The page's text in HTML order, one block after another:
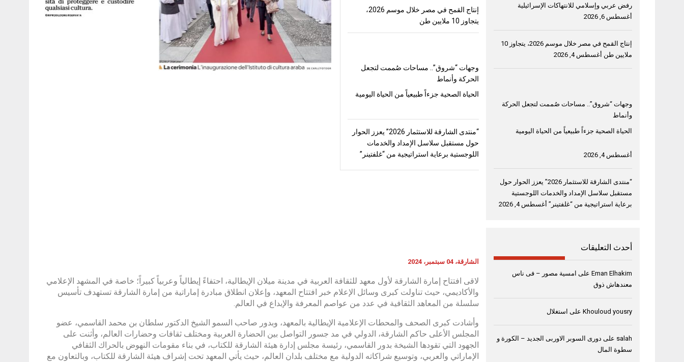
إنتاج القمح في مصر خلال موسم 2026،
يتجاوز 10 ملايين طن
وجهات “شروق”.. مساحات صُممت لتجعل
الحركة وأنماط
الحياة الصحية جزءاً طبيعياً من الحياة اليومية
“منتدى الشارقة للاستثمار 2026” يعزز الحوار
حول مستقبل سلاسل الإمداد والخدمات
اللوجستية برعاية استراتيجية من “غلفتينر”
الشارقة، 04 سبتمبر، 2024
لاقى افتتاح إمارة الشارقة لأول معهد للثقافة العربية في مدينة ميلان الإيطالية، احتفاءً إيطالياً وعربياً كبيراً؛ خاصة في المشهد الإعلامي
والأكاديمي، حيث تناولت كبرى وسائل الإعلام خبر افتتاح المعهد، وإعلان انطلاق مبادرة إماراتية من إمارة الشارقة تستهدف تأسيس
سلسلة من المعاهد الثقافية في عدد من عواصم المعرفة والإبداع في العالم.
وأشادت كبرى الصحف والمحطات الإعلامية الإيطالية بالمعهد، وبدور صاحب السمو الشيخ الدكتور سلطان بن محمد القاسمي، عضو
المجلس الأعلى حاكم الشارقة، الدولي في مد جسور التواصل بين الحضارة العربية ومختلف ثقافات وحضارات العالم، وأثنت على
الجهود التي تقودها الشيخة بدور القاسمي، رئيسة مجلس إدارة هيئة الشارقة للكتاب، في بناء مقومات النهوض بالحراك الثقافي
الإماراتي والعربي، وتوسيع شراكاته الدولية مع مختلف بلدان العالم، حيث يأتي المعهد تحت إشراف هيئة الشارقة للكتاب، وبالتعاون مع
رفض عربي وإسلامي للانتهاكات الإسرائيلية
أغسطس 6, 2026
إنتاج القمح في مصر خلال موسم 2026، يتجاوز 10
ملايين طن أغسطس 4, 2026
وجهات “شروق”.. مساحات صُممت لتجعل الحركة
وأنماط
الحياة الصحية جزءاً طبيعياً من الحياة اليومية
أغسطس 4, 2026
“منتدى الشارقة للاستثمار 2026” يعزز الحوار حول
مستقبل سلاسل الإمداد والخدمات اللوجستية
برعاية استراتيجية من “غلفتينر” أغسطس 4, 2026
أحدث التعليقات
Eman Elhakim على امسية مصور – فى ناس
معندهاش ذوق
Khouloud yousry على استغلال
salah على دورى السوبر الاوربى الجديد – الكورة و
سطوة المال